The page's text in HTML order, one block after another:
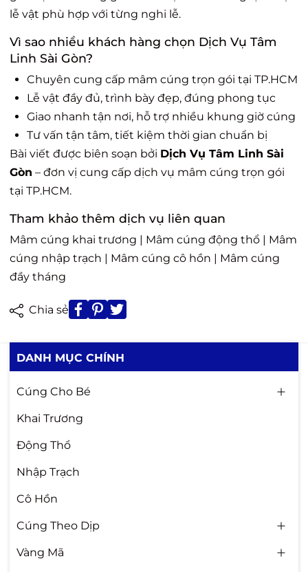
lễ vật phù hợp với từng nghi lễ.
Vì sao nhiều khách hàng chọn Dịch Vụ Tâm
Linh Sài Gòn?
Chuyên cung cấp mâm cúng trọn gói tại TP.HCM
Lễ vật đầy đủ, trình bày đẹp, đúng phong tục
Giao nhanh tận nơi, hỗ trợ nhiều khung giờ cúng
Tư vấn tận tâm, tiết kiệm thời gian chuẩn bị
Bài viết được biên soạn bởi Dịch Vụ Tâm Linh Sài
Gòn – đơn vị cung cấp dịch vụ mâm cúng trọn gói
tại TP.HCM.
Tham khảo thêm dịch vụ liên quan
Mâm cúng khai trương | Mâm cúng động thổ | Mâm
cúng nhập trạch | Mâm cúng cô hồn | Mâm cúng
đầy tháng
Chia sẻ
DANH MỤC CHÍNH
Cúng Cho Bé
Khai Trương
Động Thổ
Nhập Trạch
Cô Hồn
Cúng Theo Dịp
Vàng Mã